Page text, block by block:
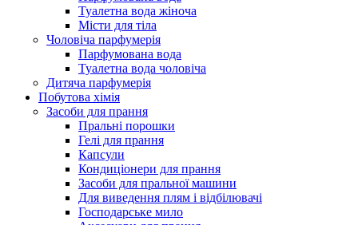
Туалетна вода жіноча
Місти для тіла
Чоловіча парфумерія
Парфумована вода
Туалетна вода чоловіча
Дитяча парфумерія
Побутова хімія
Засоби для прання
Пральні порошки
Гелі для прання
Капсули
Кондиціонери для прання
Засоби для пральної машини
Для виведення плям і відбілювачі
Господарське мило